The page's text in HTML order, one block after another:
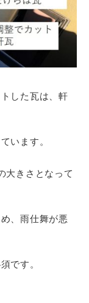
した瓦は、軒
います。
大きさとなって
、雨仕舞が悪
です。